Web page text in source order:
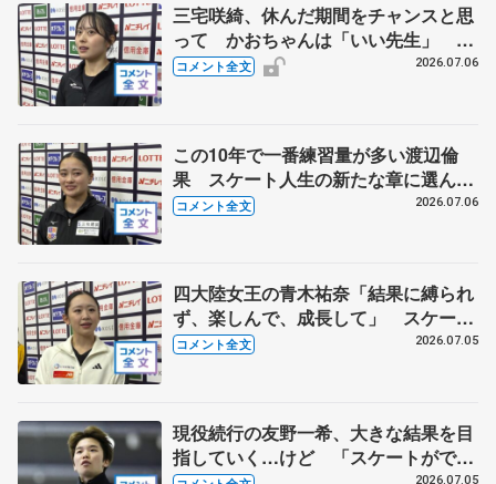
三宅咲綺、休んだ期間をチャンスと思
って かおちゃんは「いい先生」
【全日本シニア強化合宿】
コメント全文 2026.07.06
この10年で一番練習量が多い渡辺倫
果 スケート人生の新たな章に選んだ
ラフマニノフへの思い 【全日本シニ
コメント全文 2026.07.06
四大陸女王の青木祐奈「結果に縛られ
ず、楽しんで、成長して」 スケーテ
ィングのブラッシュアップへ試行錯誤
コメント全文 2026.07.05
現役続行の友野一希、大きな結果を目
指していく…けど 「スケートができ
2026.07.05